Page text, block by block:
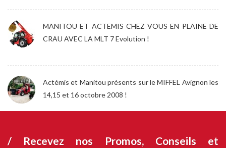
MANITOU ET ACTEMIS CHEZ VOUS EN PLAINE DE
CRAU AVEC LA MLT 7 Evolution !
Actémis et Manitou présents sur le MIFFEL Avignon les
14,15 et 16 octobre 2008 !
/ Recevez nos Promos, Conseils et